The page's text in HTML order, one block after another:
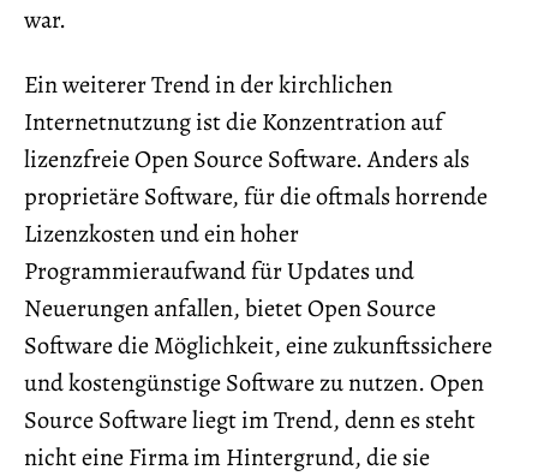
war.
Ein weiterer Trend in der kirchlichen
Internetnutzung ist die Konzentration auf
lizenzfreie Open Source Software. Anders als
proprietäre Software, für die oftmals horrende
Lizenzkosten und ein hoher
Programmieraufwand für Updates und
Neuerungen anfallen, bietet Open Source
Software die Möglichkeit, eine zukunftssichere
und kostengünstige Software zu nutzen. Open
Source Software liegt im Trend, denn es steht
nicht eine Firma im Hintergrund, die sie